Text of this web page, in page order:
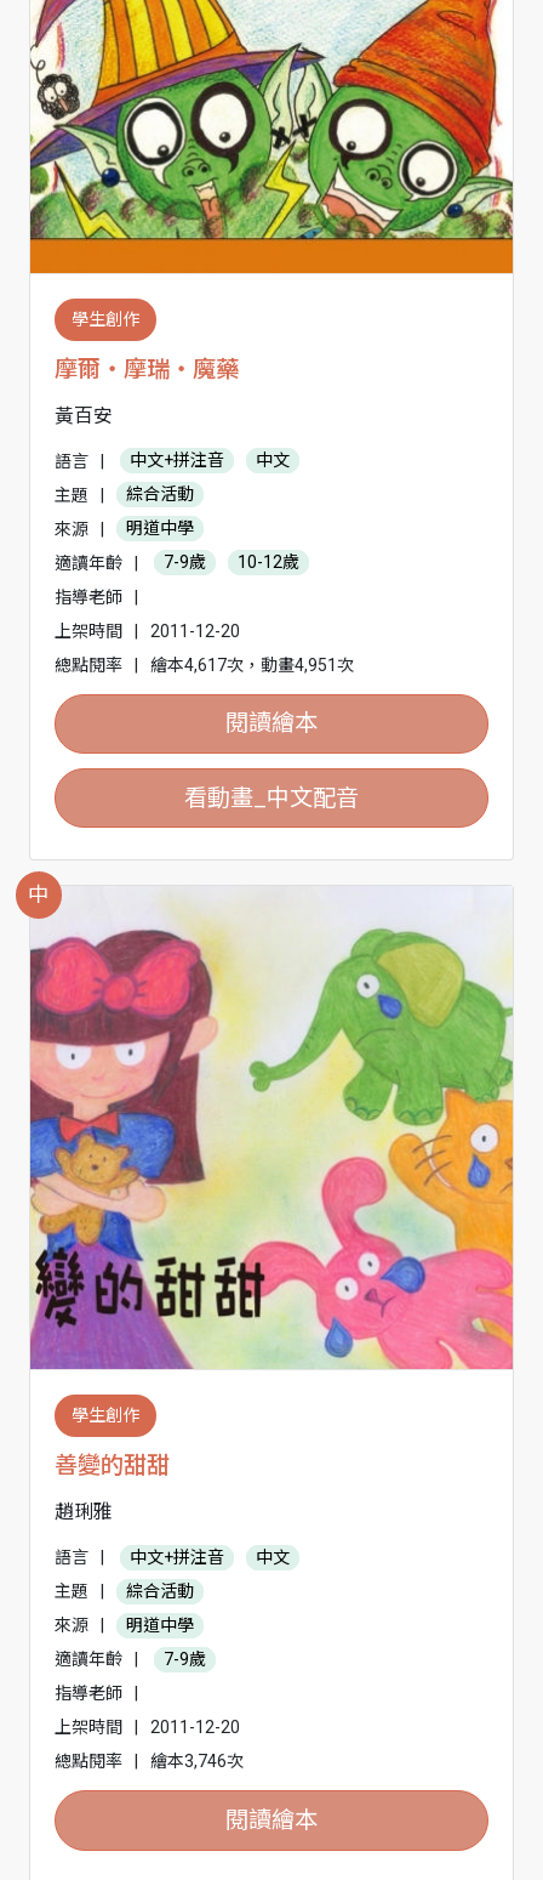
學生創作
摩爾‧摩瑞‧魔藥
黃百安
語言 中文+拼注音
中文
主題
綜合活動
來源
明道中學
適讀年齡
7-9歲
10-12歲
指導老師
上架時間
2011-12-20
總點閱率
繪本4,617次，動畫4,951次
閱讀繪本
看動畫_中文配音
中
學生創作
善變的甜甜
趙琍雅
語言 中文+拼注音
中文
主題
綜合活動
來源
明道中學
適讀年齡
7-9歲
指導老師
上架時間
2011-12-20
總點閱率
繪本3,746次
閱讀繪本